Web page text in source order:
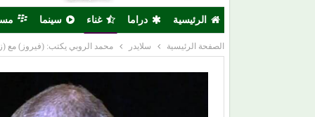
الرئيسية دراما غناء سينما
الصفحة الرئيسية سلايدر محمد الروبي يكتب: (فيروز) مع